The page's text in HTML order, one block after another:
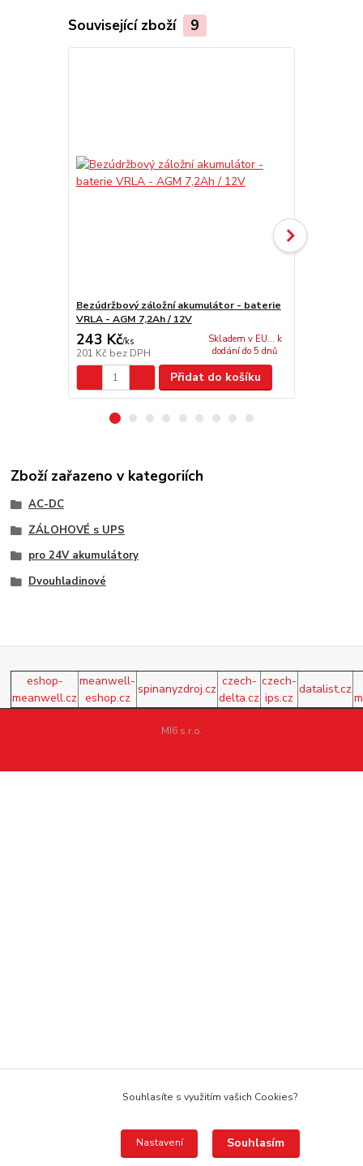
Související zboží 9
Bezúdržbový záložní akumulátor - baterie
VRLA - AGM 7,2Ah / 12V
243 Kč/ks
201 Kč bez DPH
Skladem v EU... k
dodání do 5 dnů
Přidat do košíku
Zboží zařazeno v kategoriích
AC-DC
ZÁLOHOVÉ s UPS
pro 24V akumulátory
Dvouhladinové
eshop-
meanwell.cz
meanwell-
eshop.cz
spinanyzdroj.cz
czech-
delta.cz
czech-
ips.cz
datalist.cz
MI6 s.r.o.
Souhlasíte s využitím vašich Cookies?
Nastavení Souhlasím